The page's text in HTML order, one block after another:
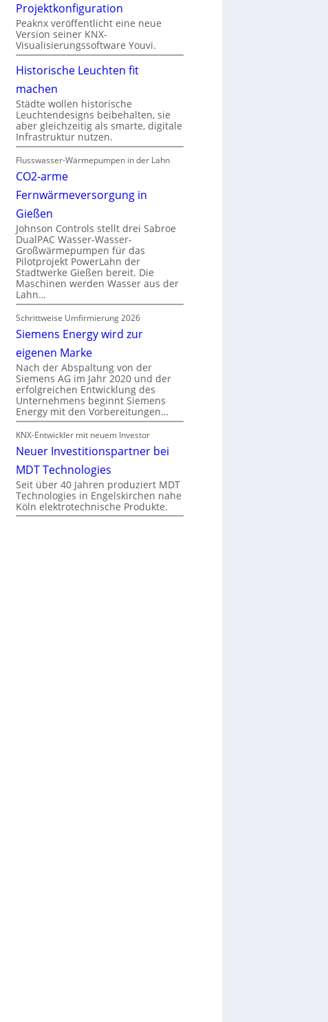
Projektkonfiguration
Peaknx veröffentlicht eine neue
Version seiner KNX-
Visualisierungssoftware Youvi.
Historische Leuchten fit
machen
Städte wollen historische
Leuchtendesigns beibehalten, sie
aber gleichzeitig als smarte, digitale
Infrastruktur nutzen.
Flusswasser-Wärmepumpen in der Lahn
CO2-arme
Fernwärmeversorgung in
Gießen
Johnson Controls stellt drei Sabroe
DualPAC Wasser-Wasser-
Großwärmepumpen für das
Pilotprojekt PowerLahn der
Stadtwerke Gießen bereit. Die
Maschinen werden Wasser aus der
Lahn…
Schrittweise Umfirmierung 2026
Siemens Energy wird zur
eigenen Marke
Nach der Abspaltung von der
Siemens AG im Jahr 2020 und der
erfolgreichen Entwicklung des
Unternehmens beginnt Siemens
Energy mit den Vorbereitungen…
KNX-Entwickler mit neuem Investor
Neuer Investitionspartner bei
MDT Technologies
Seit über 40 Jahren produziert MDT
Technologies in Engelskirchen nahe
Köln elektrotechnische Produkte.